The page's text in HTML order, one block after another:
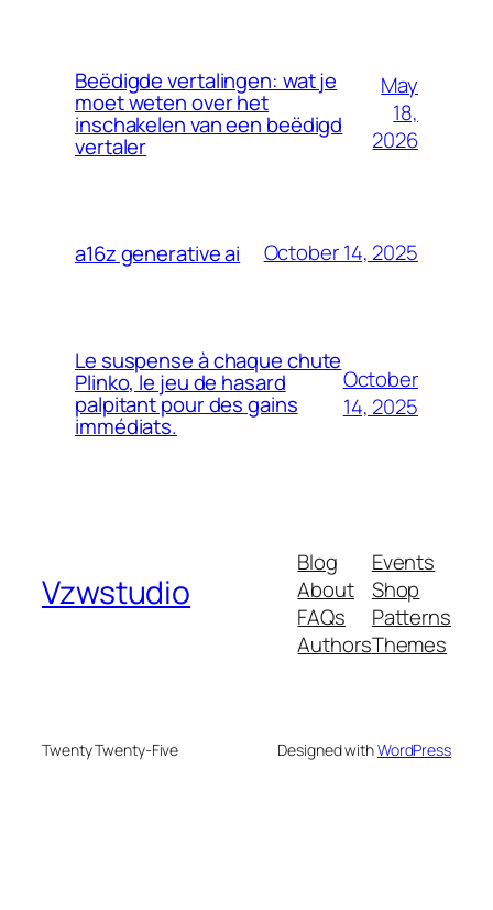
Beëdigde vertalingen: wat je
moet weten over het
inschakelen van een beëdigd
vertaler
May
18,
2026
a16z generative ai October 14, 2025
Le suspense à chaque chute
Plinko, le jeu de hasard
palpitant pour des gains
immédiats.
October
14, 2025
Vzwstudio
Blog
About
FAQs
Authors
Events
Shop
Patterns
Themes
Twenty Twenty-Five Designed withWordPress